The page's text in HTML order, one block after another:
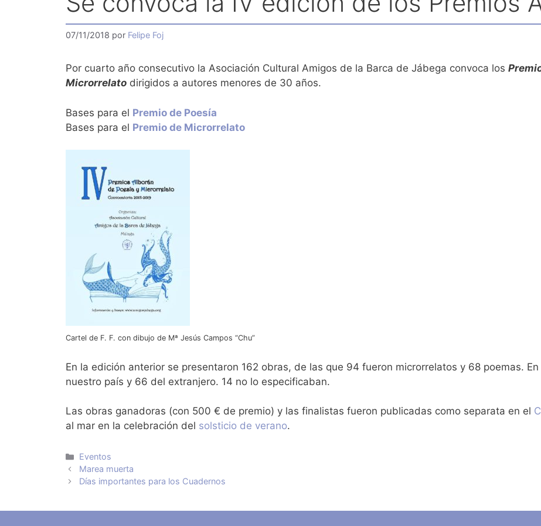
07/11/2018 por Felipe Foj
Por cuarto año consecutivo la Asociación Cultural Amigos de la Barca de Jábega convoca los
Microrrelato dirigidos a autores menores de 30 años.
Bases para el Premio de Poesía
Bases para el Premio de Microrrelato
Cartel de F. F. con dibujo de Mª Jesús Campos “Chu”
En la edición anterior se presentaron 162 obras, de las que 94 fueron microrrelatos y 68 poemas.
nuestro país y 66 del extranjero. 14 no lo especificaban.
Las obras ganadoras (con 500 € de premio) y las finalistas fueron publicadas como separata en el
al mar en la celebración del solsticio de verano.
Categorías
Eventos
Marea muerta
Días importantes para los Cuadernos